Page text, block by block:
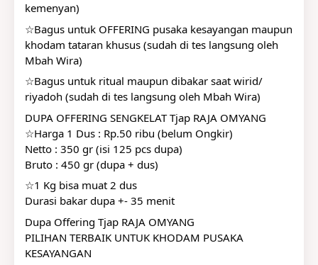
kemenyan)
☆Bagus untuk OFFERING pusaka kesayangan maupun
khodam tataran khusus (sudah di tes langsung oleh
Mbah Wira)
☆Bagus untuk ritual maupun dibakar saat wirid/
riyadoh (sudah di tes langsung oleh Mbah Wira)
DUPA OFFERING SENGKELAT Tjap RAJA OMYANG
☆Harga 1 Dus : Rp.50 ribu (belum Ongkir)
Netto : 350 gr (isi 125 pcs dupa)
Bruto : 450 gr (dupa + dus)
☆1 Kg bisa muat 2 dus
Durasi bakar dupa +- 35 menit
Dupa Offering Tjap RAJA OMYANG
PILIHAN TERBAIK UNTUK KHODAM PUSAKA
KESAYANGAN